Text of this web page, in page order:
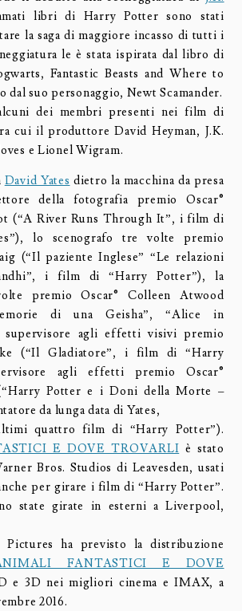
libri di Harry Potter sono stati
la saga di maggiore incasso di tutti i
le è stata ispirata dal libro di
Fantastic Beasts and Where to
suo personaggio, Newt Scamander.
dei membri presenti nei film di
cui il produttore David Heyman, J.K.
e Lionel Wigram.
David Yates dietro la macchina da presa
della fotografia premio Oscar®
(“A River Runs Through It”, i film di
lo scenografo tre volte premio
(“Il paziente Inglese” “Le relazioni
i film di “Harry Potter”), la
premio Oscar® Colleen Atwood
di una Geisha”, “Alice in
supervisore agli effetti visivi premio
(“Il Gladiatore”, i film di “Harry
agli effetti premio Oscar®
Potter e i Doni della Morte –
da lunga data di Yates,
quattro film di “Harry Potter”).
E DOVE TROVARLI è stato
Bros. Studios di Leavesden, usati
per girare i film di “Harry Potter”.
state girate in esterni a Liverpool,
Pictures ha previsto la distribuzione
FANTASTICI E DOVE
e 3D nei migliori cinema e IMAX, a
2016.